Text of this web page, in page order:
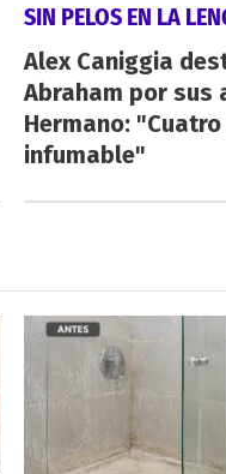
SIN PELOS EN LA
Alex Caniggia
Abraham por sus
Hermano:
infumable"